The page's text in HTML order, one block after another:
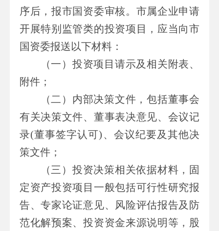
序后，报市国资委审核。 市属企业申请
开展特别监管类的投资项目，应当向市
国资委报送以下材料：
（一） 投资项目请示及相关附表、
附件；
（二） 内部决策文件，包括董事会
有关决策文件、董事表决意见、会议记
录(董事签字认可) 、会议纪要及其他决
策文件；
（三） 投资决策相关依据材料，固
定资产投资项目一般包括可行性研究报
告、专家论证意见、风险评估报告及防
范化解预案、投资资金来源说明等，股